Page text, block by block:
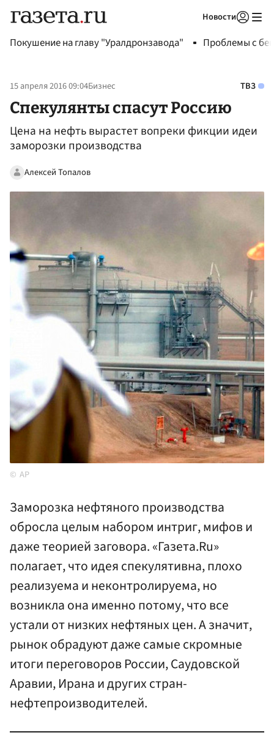
Новости
Покушение на главу "Уралдронзавода" Проблемы с
15 апреля 2016 09:04Бизнес ТВЗ
Спекулянты спасут Россию
Цена на нефть вырастет вопреки фикции идеи
заморозки производства
Алексей Топалов
AP
Заморозка нефтяного производства
обросла целым набором интриг, мифов и
даже теорией заговора. «Газета.Ru»
полагает, что идея спекулятивна, плохо
реализуема и неконтролируема, но
возникла она именно потому, что все
устали от низких нефтяных цен. А значит,
рынок обрадуют даже самые скромные
итоги переговоров России, Саудовской
Аравии, Ирана и других стран-
нефтепроизводителей.